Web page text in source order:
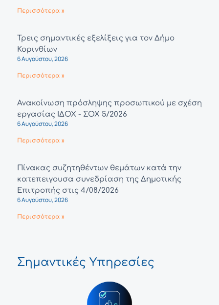
Περισσότερα »
Τρεις σημαντικές εξελίξεις για τον Δήμο
Κορινθίων
6 Αυγούστου, 2026
Περισσότερα »
Ανακοίνωση πρόσληψης προσωπικού με σχέση
εργασίας ΙΔΟΧ - ΣΟΧ 5/2026
6 Αυγούστου, 2026
Περισσότερα »
Πίνακας συζητηθέντων θεμάτων κατά την
κατεπειγουσα συνεδρίαση της Δημοτικής
Επιτροπής στις 4/08/2026
6 Αυγούστου, 2026
Περισσότερα »
Σημαντικές Υπηρεσίες